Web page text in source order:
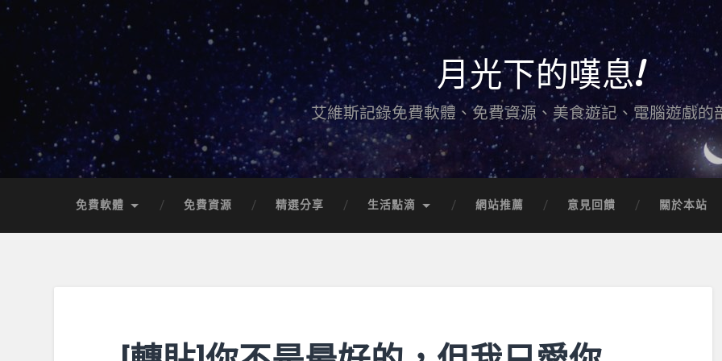
月光下的嘆息!
艾維斯記錄免費軟體、免費資源、美食遊記、電腦遊戲的
免費軟體 免費資源 精選分享 生活點滴 網站推薦 意見回饋 關於本站